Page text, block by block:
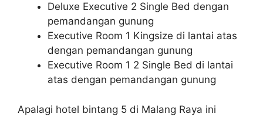
Deluxe Executive 2 Single Bed dengan
pemandangan gunung
Executive Room 1 Kingsize di lantai atas
dengan pemandangan gunung
Executive Room 1 2 Single Bed di lantai
atas dengan pemandangan gunung
Apalagi hotel bintang 5 di Malang Raya ini